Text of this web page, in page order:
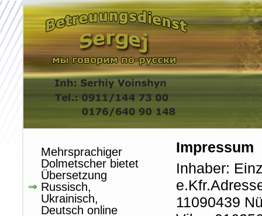
Mehrsprachiger
Dolmetscher bietet
Übersetzung
Russisch,
Ukrainisch,
Deutsch online
Impressum
Inhaber:
11090439